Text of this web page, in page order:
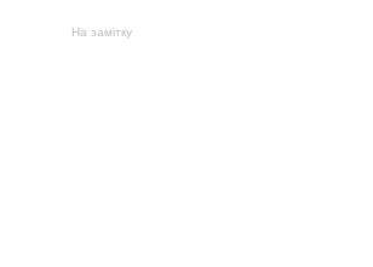
На замітку